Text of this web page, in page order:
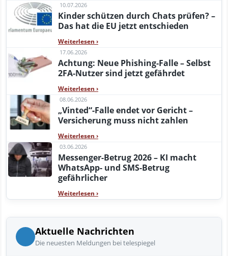
10.07.2026
Kinder schützen durch Chats prüfen? –
Das hat die EU jetzt entschieden
Weiterlesen ›
17.06.2026
Achtung: Neue Phishing-Falle – Selbst
2FA-Nutzer sind jetzt gefährdet
Weiterlesen ›
08.06.2026
„Vinted“-Falle endet vor Gericht –
Versicherung muss nicht zahlen
Weiterlesen ›
03.06.2026
Messenger-Betrug 2026 – KI macht
WhatsApp- und SMS-Betrug
gefährlicher
Weiterlesen ›
Aktuelle Nachrichten
Die neuesten Meldungen bei telespiegel